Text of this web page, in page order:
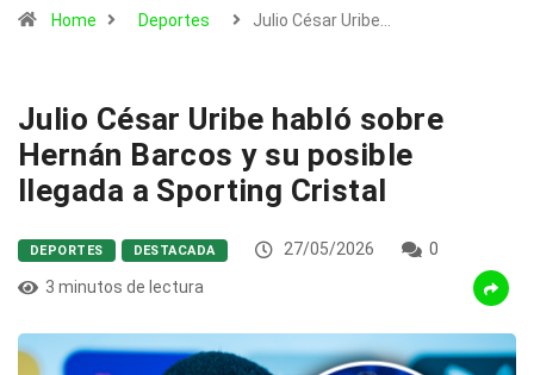
Home Deportes Julio César Uribe…
Julio César Uribe habló sobre
Hernán Barcos y su posible
llegada a Sporting Cristal
DEPORTES DESTACADA 27/05/2026
0
3 minutos de lectura